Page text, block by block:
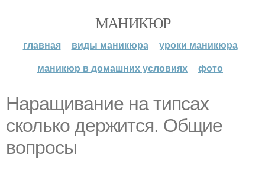
МАНИКЮР
главная виды маникюра
уроки маникюра
маникюр в домашних условиях
фото
Наращивание на типсах
сколько держится. Общие
вопросы